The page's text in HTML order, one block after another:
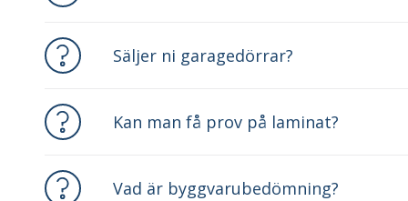
Säljer ni garagedörrar?
Kan man få prov på laminat?
Vad är byggvarubedömning?